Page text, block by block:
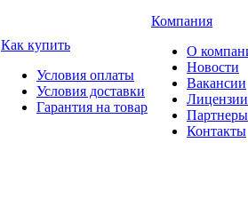
Как купить
Условия оплаты
Условия доставки
Гарантия на товар
Компания
О
Новости
Вакансии
Лицензии
Партнеры
Контакты